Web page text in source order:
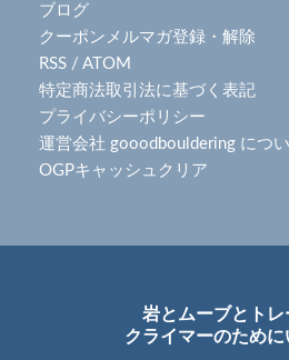
ブログ
クーポンメルマガ登録・解除
RSS / ATOM
特定商法取引法に基づく表記
プライバシーポリシー
運営会社 gooodbouldering につ
OGPキャッシュクリア
岩とムーブとトレ
クライマーのために